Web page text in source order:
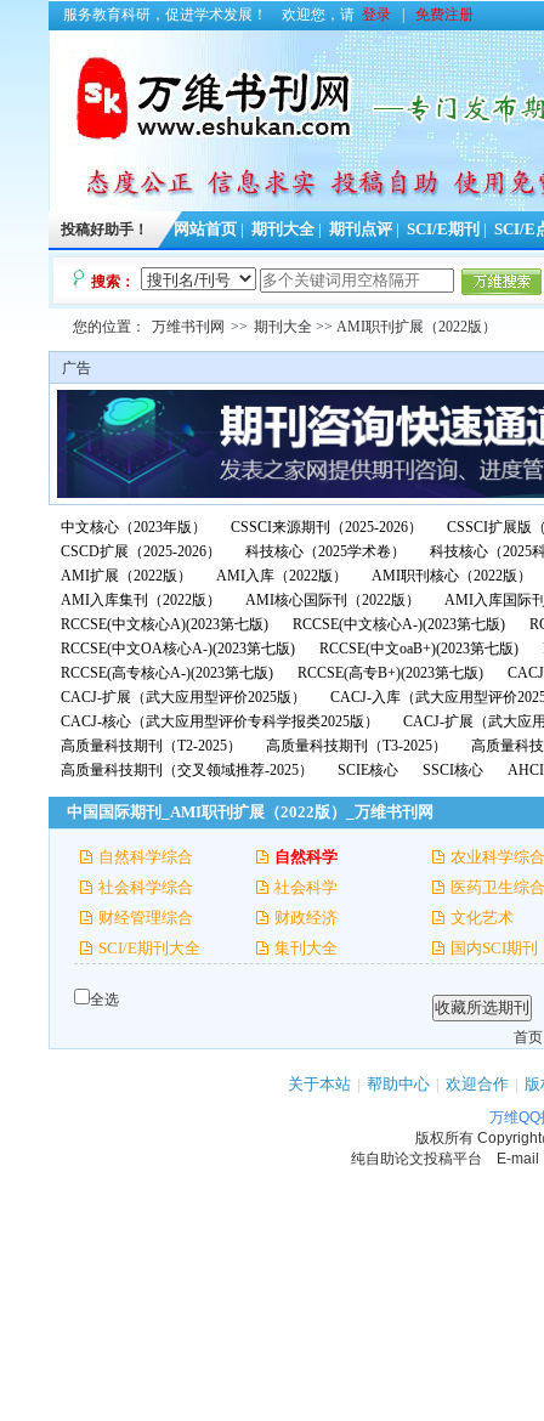
服务教育科研，促进学术发展！ 欢迎您，请 登录 免费注册
投稿好助手！ 网站首页 期刊大全 期刊点评 SCI/E期刊 SCI/E
搜索：
您的位置： 万维书刊网 >> 期刊大全 >> AMI职刊扩展（2022版）
广告
中文核心（2023年版） CSSCI来源期刊（2025-2026）
CSSCI扩展版
CSCD扩展（2025-2026）
科技核心（2025学术卷）
科技核心（2025
AMI扩展（2022版）
AMI入库（2022版）
AMI职刊核心（2022版）
AMI入库集刊（2022版）
AMI核心国际刊（2022版）
AMI入库国际
RCCSE(中文核心A)(2023第七版)
RCCSE(中文核心A-)(2023第七版)
RCCSE(中文OA核心A-)(2023第七版)
RCCSE(中文oaB+)(2023第七版)
RCCSE(高专核心A-)(2023第七版)
RCCSE(高专B+)(2023第七版)
CACJ-扩展（武大应用型评价2025版）
CACJ-入库（武大应用型评价
CACJ-核心（武大应用型评价专科学报类2025版）
CACJ-扩展（武大应
高质量科技期刊（T2-2025）
高质量科技期刊（T3-2025）
高质量科
高质量科技期刊（交叉领域推荐-2025）
SCIE核心 SSCI核心
中国国际期刊_AMI职刊扩展（2022版）_万维书刊网
自然科学综合 自然科学
农业科学综合
社会科学综合
社会科学
医药卫生综合
财经管理综合
财政经济
文化艺术
SCI/E期刊大全
集刊大全 国内SCI期刊
全选
首
关于本站 | 帮助中心 | 欢迎合作 |
万维
版权所有
纯自助论文投稿平台 E-mail